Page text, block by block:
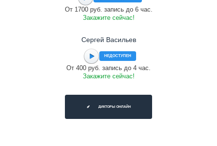
От 1700 руб. запись до 6 час.
Закажите сейчас!
Сергей Васильев
НЕДОСТУПЕН
От 400 руб. запись до 4 час.
Закажите сейчас!
ДИКТОРЫ ОНЛАЙН